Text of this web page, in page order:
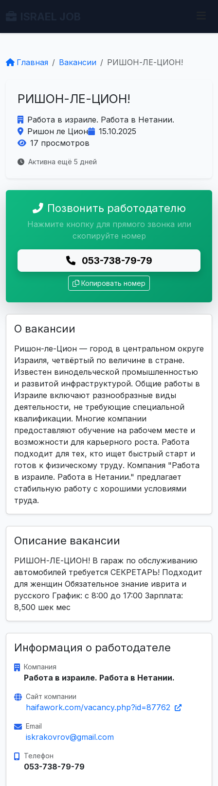
Главная Вакансии РИШОН-ЛЕ-ЦИОН!
РИШОН-ЛЕ-ЦИОН!
Работа в израиле. Работа в Нетании.
Ришон ле Цион
15.10.2025
17 просмотров
Активна ещё 5 дней
Позвонить работодателю
Нажмите кнопку для прямого звонка или
скопируйте номер
053-738-79-79
Копировать номер
О вакансии
Ришон-ле-Цион — город в центральном округе
Израиля, четвёртый по величине в стране.
Известен винодельческой промышленностью
и развитой инфраструктурой. Общие работы в
Израиле включают разнообразные виды
деятельности, не требующие специальной
квалификации. Многие компании
предоставляют обучение на рабочем месте и
возможности для карьерного роста. Работа
подходит для тех, кто ищет быстрый старт и
готов к физическому труду. Компания "Работа
в израиле. Работа в Нетании." предлагает
стабильную работу с хорошими условиями
труда.
Описание вакансии
РИШОН-ЛЕ-ЦИОН! В гараж по обслуживанию
автомобилей требуется СЕКРЕТАРЬ! Подходит
для женщин Обязательное знание иврита и
русского График: с 8:00 до 17:00 Зарплата:
8,500 шек мес
Информация о работодателе
Компания
Работа в израиле. Работа в Нетании.
Сайт компании
haifawork.com/vacancy.php?id=87762
Email
iskrakovrov@gmail.com
Телефон
053-738-79-79